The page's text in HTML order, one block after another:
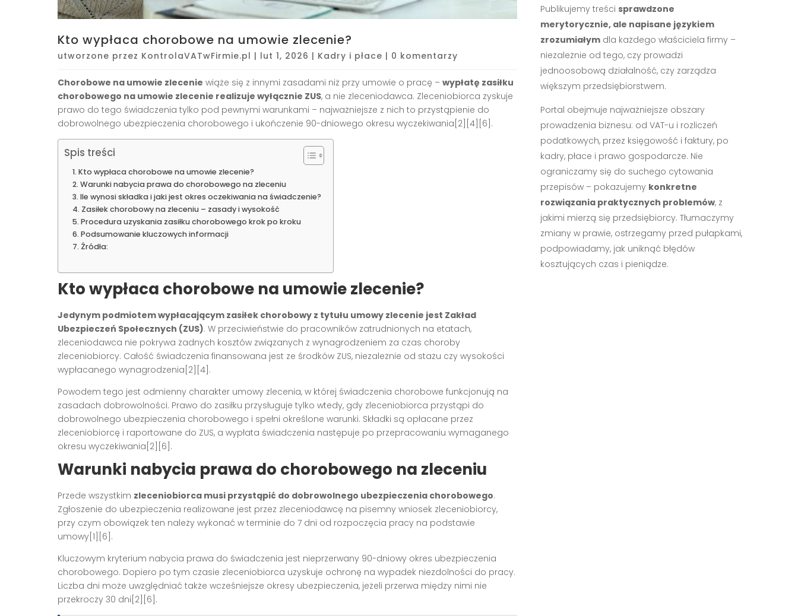
Kto wypłaca chorobowe na umowie zlecenie?
utworzone przez KontrolaVATwFirmie.pl | lut 1, 2026 | Kadry i płace | 0 komentarzy
Chorobowe na umowie zlecenie wiąże się z innymi zasadami niż przy umowie o pracę – wypłatę zasiłku
chorobowego na umowie zlecenie realizuje wyłącznie ZUS, a nie zleceniodawca. Zleceniobiorca zyskuje
prawo do tego świadczenia tylko pod pewnymi warunkami – najważniejsze z nich to przystąpienie do
dobrowolnego ubezpieczenia chorobowego i ukończenie 90-dniowego okresu wyczekiwania[2][4][6].
Spis treści
Kto wypłaca chorobowe na umowie zlecenie?
Warunki nabycia prawa do chorobowego na zleceniu
Ile wynosi składka i jaki jest okres oczekiwania na świadczenie?
Zasiłek chorobowy na zleceniu – zasady i wysokość
Procedura uzyskania zasiłku chorobowego krok po kroku
Podsumowanie kluczowych informacji
Źródła:
Kto wypłaca chorobowe na umowie zlecenie?
Jedynym podmiotem wypłacającym zasiłek chorobowy z tytułu umowy zlecenie jest Zakład
Ubezpieczeń Społecznych (ZUS). W przeciwieństwie do pracowników zatrudnionych na etatach,
zleceniodawca nie pokrywa żadnych kosztów związanych z wynagrodzeniem za czas choroby
zleceniobiorcy. Całość świadczenia finansowana jest ze środków ZUS, niezależnie od stażu czy wysokości
wypłacanego wynagrodzenia[2][4].
Powodem tego jest odmienny charakter umowy zlecenia, w której świadczenia chorobowe funkcjonują na
zasadach dobrowolności. Prawo do zasiłku przysługuje tylko wtedy, gdy zleceniobiorca przystąpi do
dobrowolnego ubezpieczenia chorobowego i spełni określone warunki. Składki są opłacane przez
zleceniobiorcę i raportowane do ZUS, a wypłata świadczenia następuje po przepracowaniu wymaganego
okresu wyczekiwania[2][6].
Warunki nabycia prawa do chorobowego na zleceniu
Przede wszystkim zleceniobiorca musi przystąpić do dobrowolnego ubezpieczenia chorobowego.
Zgłoszenie do ubezpieczenia realizowane jest przez zleceniodawcę na pisemny wniosek zleceniobiorcy,
przy czym obowiązek ten należy wykonać w terminie do 7 dni od rozpoczęcia pracy na podstawie
umowy[1][6].
Kluczowym kryterium nabycia prawa do świadczenia jest nieprzerwany 90-dniowy okres ubezpieczenia
chorobowego. Dopiero po tym czasie zleceniobiorca uzyskuje ochronę na wypadek niezdolności do pracy.
Liczba dni może uwzględniać także wcześniejsze okresy ubezpieczenia, jeżeli przerwa między nimi nie
przekroczy 30 dni[2][6].
Publikujemy treści sprawdzone
merytorycznie, ale napisane językiem
zrozumiałymdla każdego właściciela firmy –
niezależnie od tego, czy prowadzi
jednoosobową działalność, czy zarządza
większym przedsiębiorstwem.
Portal obejmuje najważniejsze obszary
prowadzenia biznesu: od VAT-u i rozliczeń
podatkowych, przez księgowość i faktury, po
kadry, płace i prawo gospodarcze. Nie
ograniczamy się do suchego cytowania
przepisów – pokazujemy konkretne
rozwiązania praktycznych problemów, z
jakimi mierzą się przedsiębiorcy. Tłumaczymy
zmiany w prawie, ostrzegamy przed pułapkami,
podpowiadamy, jak uniknąć błędów
kosztujących czas i pieniądze.